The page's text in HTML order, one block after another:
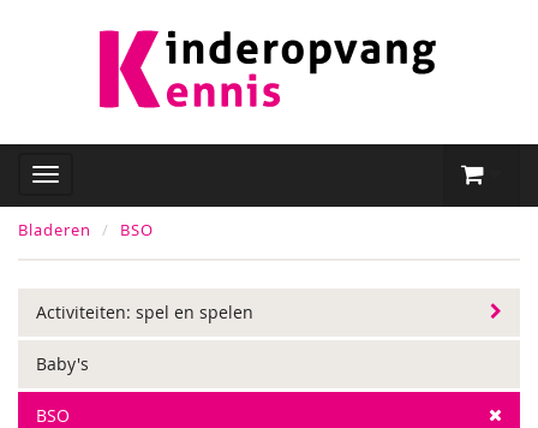
Bladeren BSO
Activiteiten: spel en spelen
Baby's
BSO